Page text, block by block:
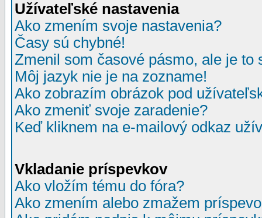
Užívateľské nastavenia
Ako zmením svoje nastavenia?
Časy sú chybné!
Zmenil som časové pásmo, ale je to
Môj jazyk nie je na zozname!
Ako zobrazím obrázok pod
Ako zmeniť svoje zaradenie?
Keď kliknem na e-mailový odkaz
Vkladanie príspevkov
Ako vložím tému do fóra?
Ako zmením alebo zmažem